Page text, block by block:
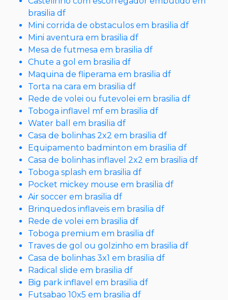
brasilia df
Mini corrida de obstaculos em brasilia df
Mini aventura em brasilia df
Mesa de futmesa em brasilia df
Chute a gol em brasilia df
Maquina de fliperama em brasilia df
Torta na cara em brasilia df
Rede de volei ou futevolei em brasilia df
Toboga inflavel mf em brasilia df
Water ball em brasilia df
Casa de bolinhas 2x2 em brasilia df
Equipamento badminton em brasilia df
Casa de bolinhas inflavel 2x2 em brasilia df
Toboga splash em brasilia df
Pocket mickey mouse em brasilia df
Air soccer em brasilia df
Brinquedos inflaveis em brasilia df
Rede de volei em brasilia df
Toboga premium em brasilia df
Traves de gol ou golzinho em brasilia df
Casa de bolinhas 3x1 em brasilia df
Radical slide em brasilia df
Big park inflavel em brasilia df
Futsabao 10x5 em brasilia df